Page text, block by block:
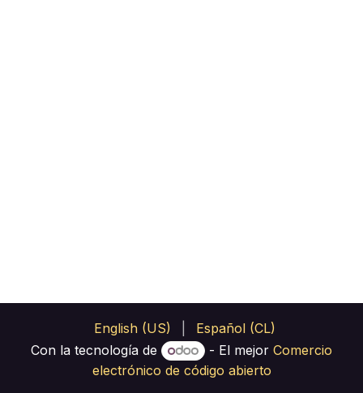
English (US)
Español (CL)
Con la tecnología de
- El mejorComercio
electrónico de código abierto